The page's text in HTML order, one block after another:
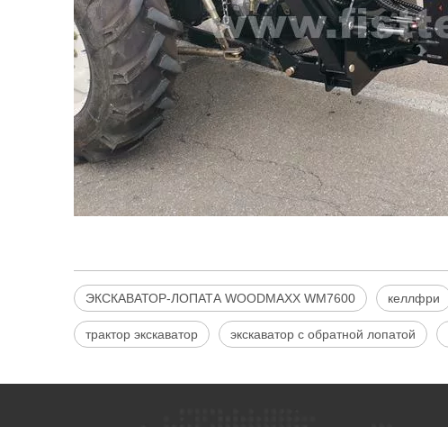
ЭКСКАВАТОР-ЛОПАТА WOODMAXX WM7600 келлфри
трактор экскаватор экскаватор с обратной лопатой